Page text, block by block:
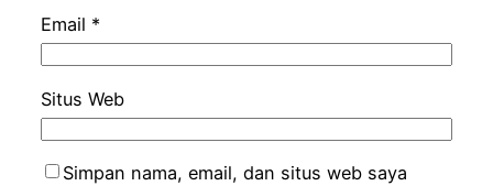
Email *
Situs Web
Simpan nama, email, dan situs web saya